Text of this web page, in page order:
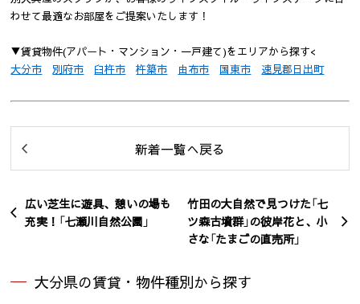
わせて最適なお部屋をご提案いたします！
▼賃貸物件(アパート・マンション・一戸建て)をエリアから探す<
大分市
別府市 臼杵市 杵築市 由布市 国東市 速見郡日出町
新着一覧へ戻る
広い芝生に遊具、憩いの場も
充実！「七瀬川自然公園」
竹田の大自然で見つけた「七
ツ森古墳群」の彼岸花と、小
さな「たまごの直売所」
大分県の賃貸・物件種別から探す